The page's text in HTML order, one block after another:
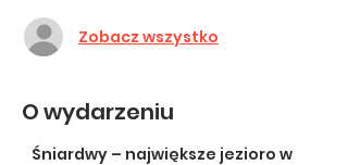
Zobacz wszystko
O wydarzeniu